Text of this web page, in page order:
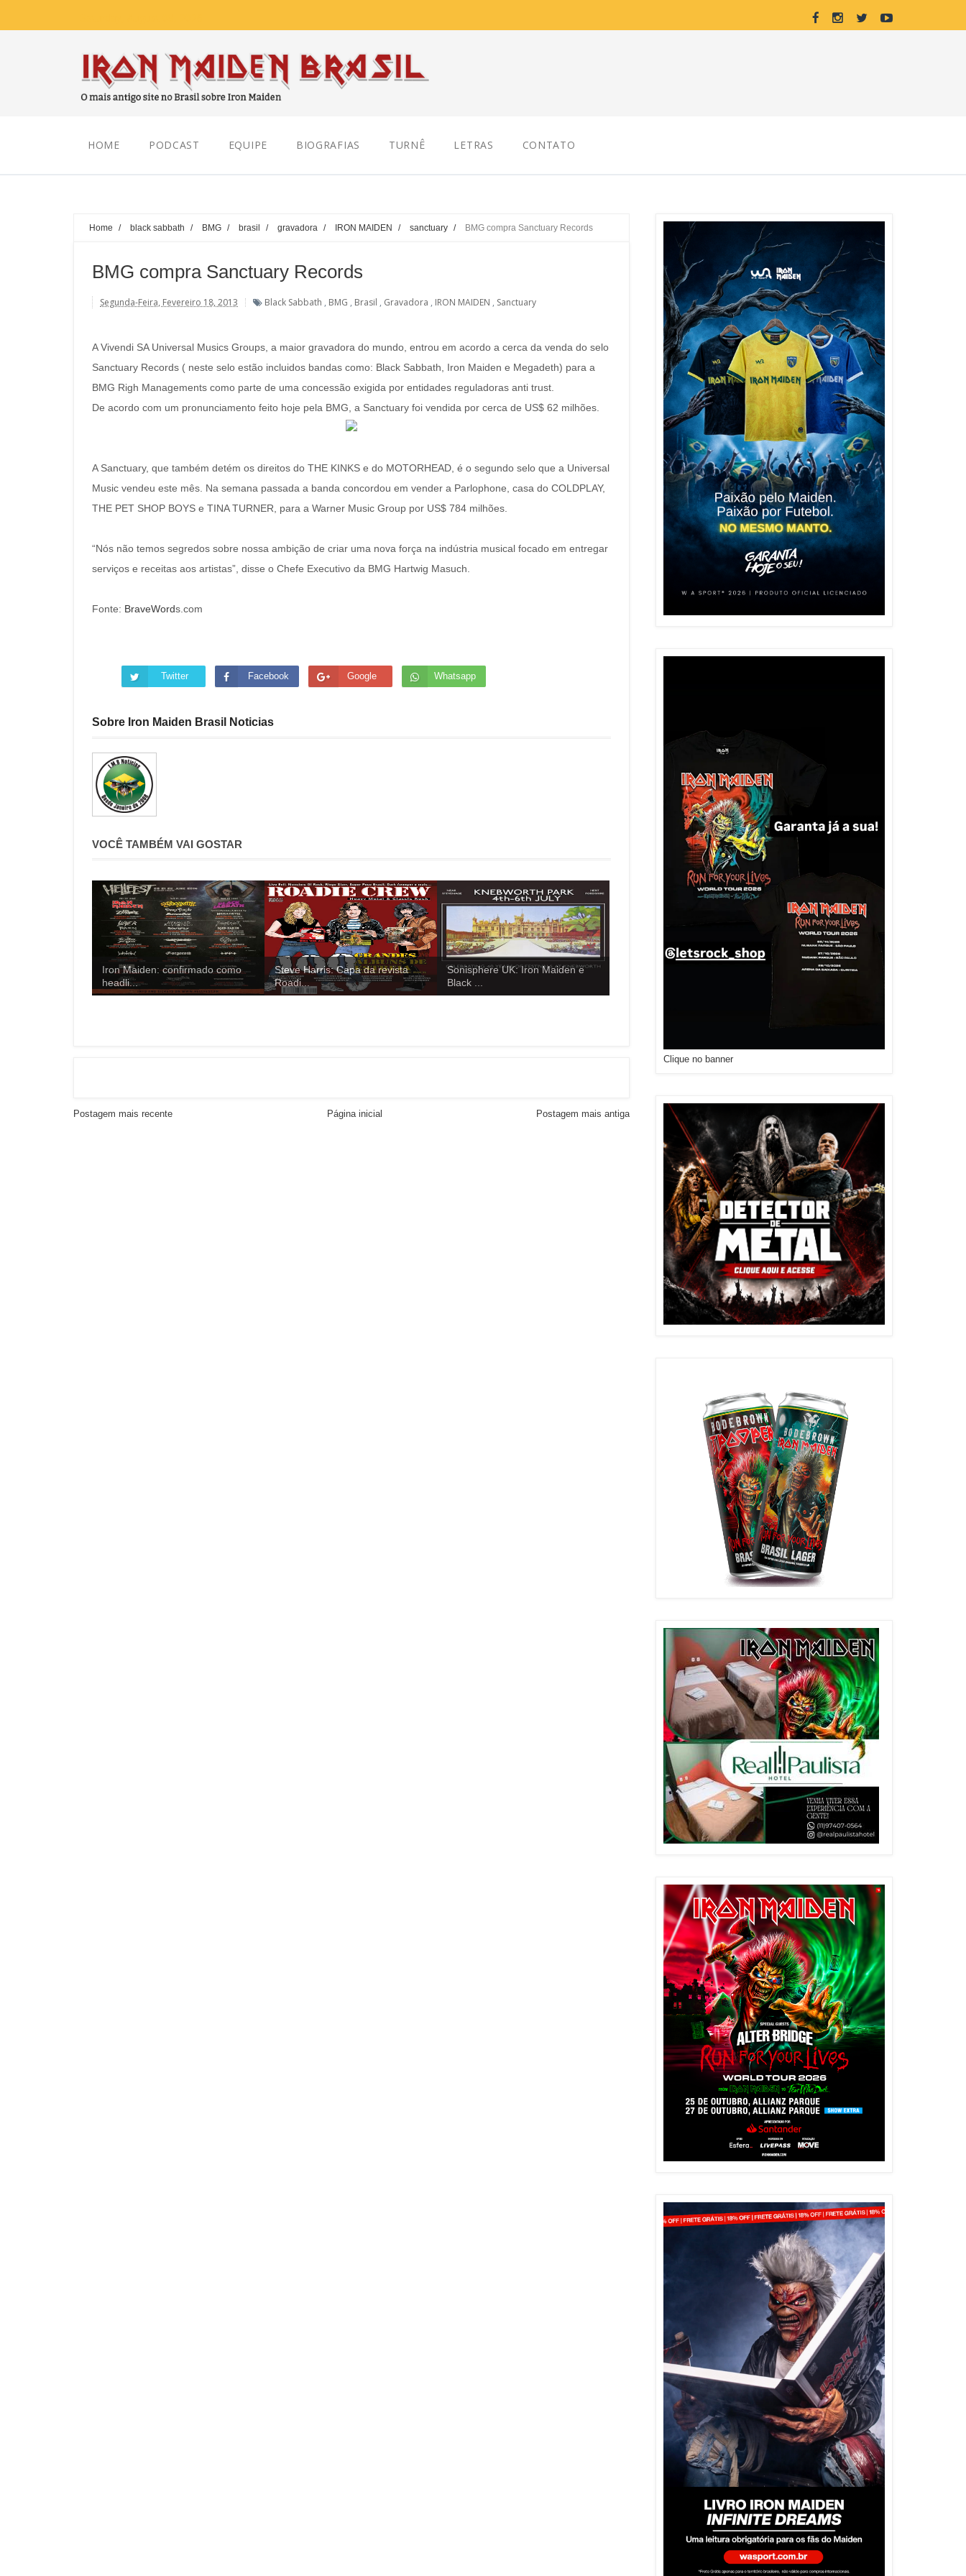
HOME PODCAST EQUIPE BIOGRAFIAS TURNÊ LETRAS CONTATO
Home / black sabbath / BMG / brasil / gravadora / IRON MAIDEN / sanctuary / BMG compra Sanctuary Records
BMG compra Sanctuary Records
Segunda-Feira, Fevereiro 18, 2013 Black Sabbath , BMG , Brasil , Gravadora , IRON MAIDEN , Sanctuary
A Vivendi SA Universal Musics Groups, a maior gravadora do mundo, entrou em acordo a cerca da venda do selo
Sanctuary Records ( neste selo estão incluidos bandas como: Black Sabbath, Iron Maiden e Megadeth) para a
BMG Righ Managements como parte de uma concessão exigida por entidades reguladoras anti trust.
De acordo com um pronunciamento feito hoje pela BMG, a Sanctuary foi vendida por cerca de US$ 62 milhões.
A Sanctuary, que também detém os direitos do THE KINKS e do MOTORHEAD, é o segundo selo que a Universal
Music vendeu este mês. Na semana passada a banda concordou em vender a Parlophone, casa do COLDPLAY,
THE PET SHOP BOYS e TINA TURNER, para a Warner Music Group por US$ 784 milhões.
“Nós não temos segredos sobre nossa ambição de criar uma nova força na indústria musical focado em entregar
serviços e receitas aos artistas”, disse o Chefe Executivo da BMG Hartwig Masuch.
Fonte: BraveWords.com
Twitter Facebook Google Whatsapp
Sobre Iron Maiden Brasil Noticias
VOCÊ TAMBÉM VAI GOSTAR
Iron Maiden: confirmado como
headli...
Steve Harris: Capa da revista
Roadi...
Sonisphere UK: Iron Maiden e
Black ...
Postagem mais recente Postagem mais antiga
Página inicial
Clique no banner